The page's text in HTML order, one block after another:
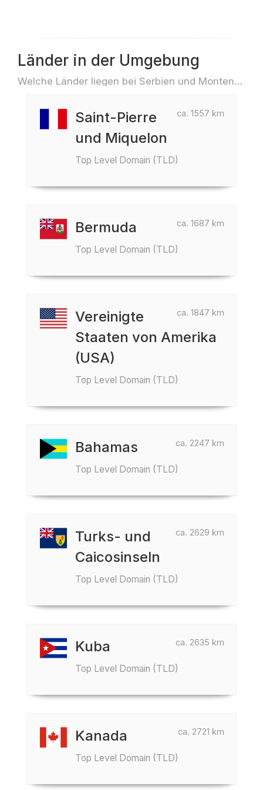
Länder in der Umgebung
Welche Länder liegen bei Serbien und Montenegro z.B. für Reisen oder Flüge
ca. 1557 km
Saint-Pierre
und Miquelon
Top Level Domain (TLD)
ca. 1687 km
Bermuda
Top Level Domain (TLD)
ca. 1847 km
Vereinigte
Staaten von Amerika
(USA)
Top Level Domain (TLD)
ca. 2247 km
Bahamas
Top Level Domain (TLD)
ca. 2629 km
Turks- und
Caicosinseln
Top Level Domain (TLD)
ca. 2635 km
Kuba
Top Level Domain (TLD)
ca. 2721 km
Kanada
Top Level Domain (TLD)